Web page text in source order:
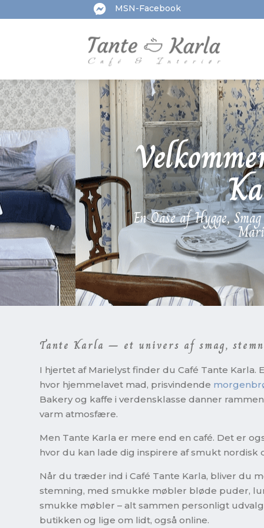
 MSN-Facebook
En Oase af Hygge,
Tante Karla – et univers af smag,
I hjertet af Marielyst finder du Café Tante Karla.
hvor hjemmelavet mad, prisvindende
Bakery og kaffe i verdensklasse danner
varm atmosfære.
Men Tante Karla er mere end en café. Det er
hvor du kan lade dig inspirere af smukt nordisk
Når du træder ind i Café Tante Karla, bliver du
stemning, med smukke møbler bløde puder,
smukke møbler – alt sammen personligt
butikken og lige om lidt, også online.